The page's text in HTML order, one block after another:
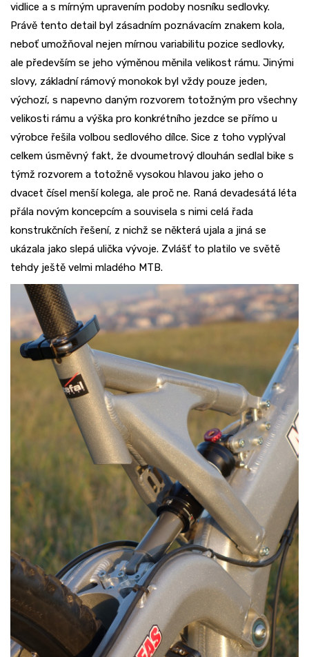
vidlice a s mírným upravením podoby nosníku sedlovky.
Právě tento detail byl zásadním poznávacím znakem kola,
neboť umožňoval nejen mírnou variabilitu pozice sedlovky,
ale především se jeho výměnou měnila velikost rámu. Jinými
slovy, základní rámový monokok byl vždy pouze jeden,
výchozí, s napevno daným rozvorem totožným pro všechny
velikosti rámu a výška pro konkrétního jezdce se přímo u
výrobce řešila volbou sedlového dílce. Sice z toho vyplýval
celkem úsměvný fakt, že dvoumetrový dlouhán sedlal bike s
týmž rozvorem a totožně vysokou hlavou jako jeho o
dvacet čísel menší kolega, ale proč ne. Raná devadesátá léta
přála novým koncepcím a souvisela s nimi celá řada
konstrukčních řešení, z nichž se některá ujala a jiná se
ukázala jako slepá ulička vývoje. Zvlášť to platilo ve světě
tehdy ještě velmi mladého MTB.